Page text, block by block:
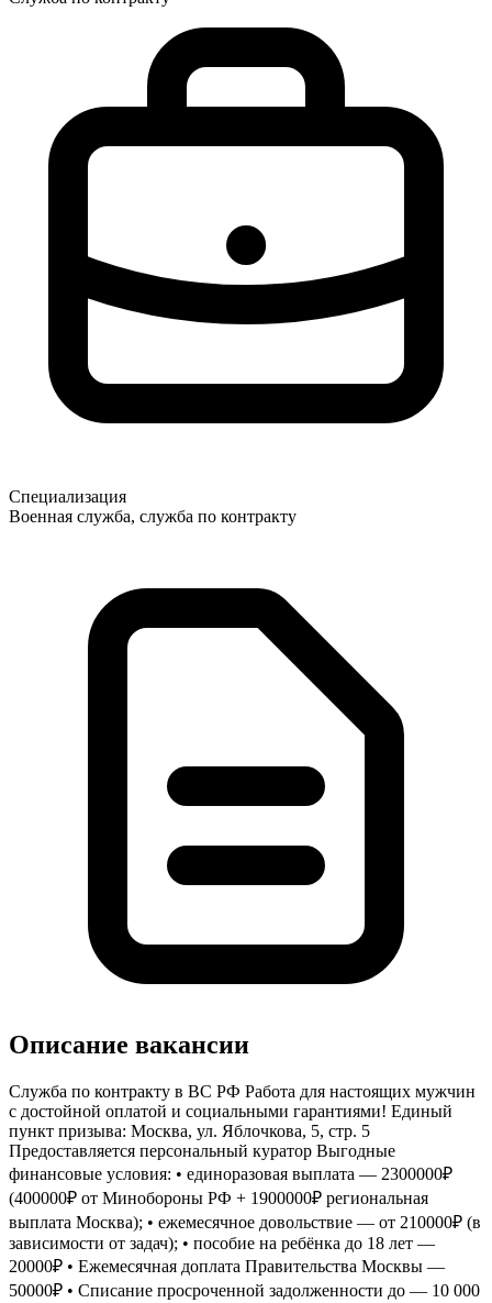
Специализация
Военная служба, служба по контракту
Описание вакансии
Служба по контракту в ВС РФ Работа для настоящих мужчин
с достойной оплатой и социальными гарантиями! Единый
пункт призыва: Москва, ул. Яблочкова, 5, стр. 5
Предоставляется персональный куратор Выгодные
финансовые условия: • единоразовая выплата — 2300000₽
(400000₽ от Минобороны РФ + 1900000₽ региональная
выплата Москва); • ежемесячное довольствие — от 210000₽ (в
зависимости от задач); • пособие на ребёнка до 18 лет —
20000₽ • Ежемесячная доплата Правительства Москвы —
50000₽ • Списание просроченной задолженности до — 10 000